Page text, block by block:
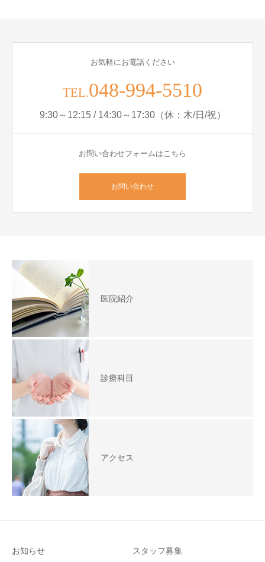
お気軽にお電話ください
TEL.048-994-5510
9:30～12:15 / 14:30～17:30（休：木/日/祝）
お問い合わせフォームはこちら
お問い合わせ
医院紹介
診療科目
アクセス
お知らせ スタッフ募集